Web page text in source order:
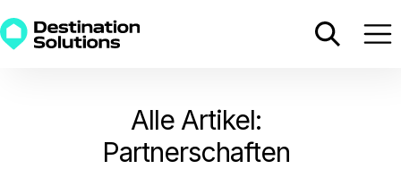
Alle Artikel:
Partnerschaften